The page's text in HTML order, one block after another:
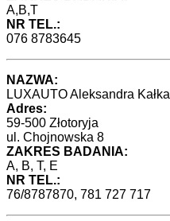
A,B,T
NR TEL.:
076 8783645
NAZWA:
LUXAUTO Aleksandra Kałka
Adres:
59-500 Złotoryja
ul. Chojnowska 8
ZAKRES BADANIA:
A, B, T, E
NR TEL.:
76/8787870, 781 727 717